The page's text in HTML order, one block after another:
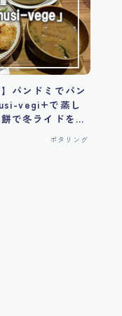
パンドミでパン
vegi+で蒸し
で冬ライドを締
ポタリング